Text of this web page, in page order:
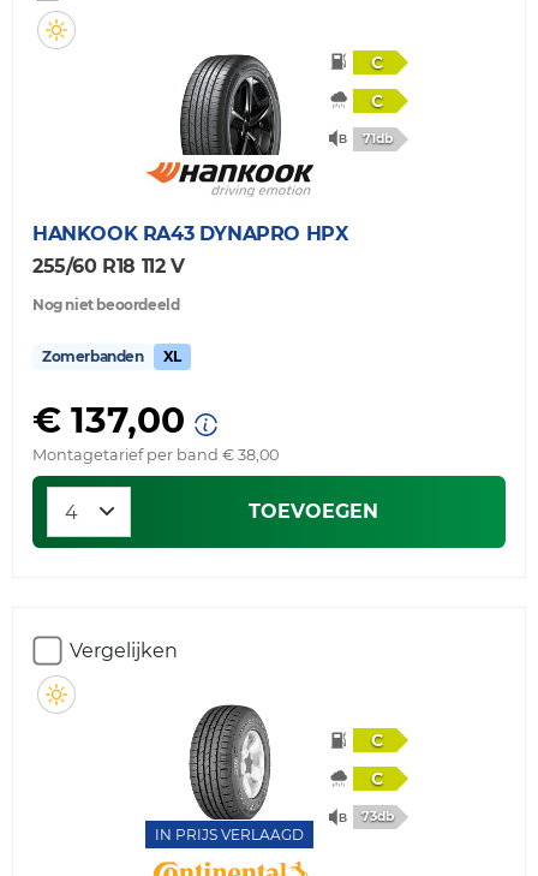
C
C
71db
HANKOOK RA43 DYNAPRO HPX
255/60 R18 112 V
Nog niet beoordeeld
Zomerbanden XL
€ 137,00
Montagetarief per band € 38,00
TOEVOEGEN
Vergelijken
IN PRIJS VERLAAGD
C
C
73db